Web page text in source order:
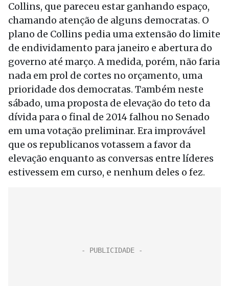
Collins, que pareceu estar ganhando espaço,
chamando atenção de alguns democratas. O
plano de Collins pedia uma extensão do limite
de endividamento para janeiro e abertura do
governo até março. A medida, porém, não faria
nada em prol de cortes no orçamento, uma
prioridade dos democratas. Também neste
sábado, uma proposta de elevação do teto da
dívida para o final de 2014 falhou no Senado
em uma votação preliminar. Era improvável
que os republicanos votassem a favor da
elevação enquanto as conversas entre líderes
estivessem em curso, e nenhum deles o fez.